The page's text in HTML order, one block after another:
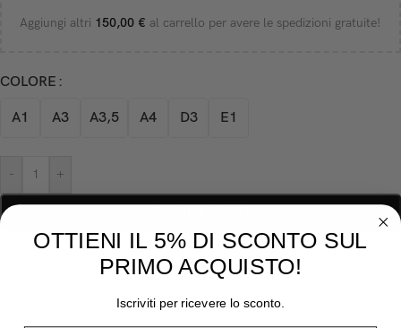
Aggiungi altri 150,00 € al carrello per avere le spedizioni gratuite!
COLORE
A1 A3 A3,5 A4 D3 E1
- +
OTTIENI IL 5% DI SCONTO SUL
PRIMO ACQUISTO!
Iscriviti per ricevere lo sconto.